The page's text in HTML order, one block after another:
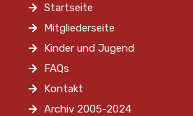
Startseite
Mitgliederseite
Kinder und Jugend
FAQs
Kontakt
Archiv 2005-2024